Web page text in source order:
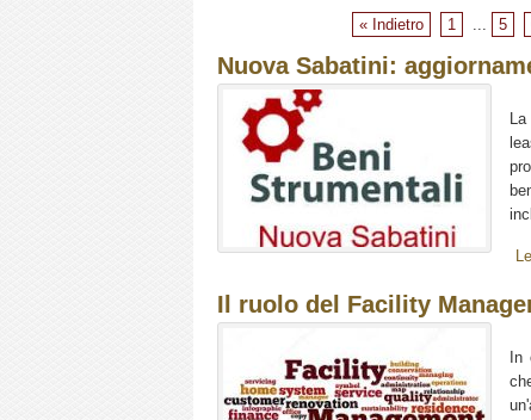
« Indietro 1 ... 5
Nuova Sabatini:
Il ruolo del Facility
In